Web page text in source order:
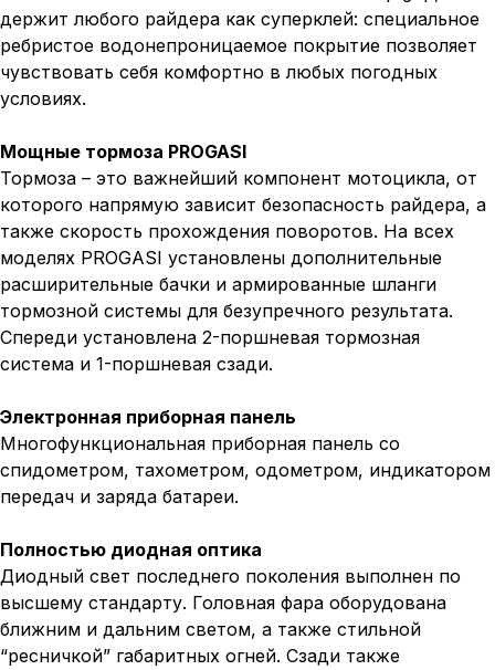
держит любого райдера как суперклей: специальное
ребристое водонепроницаемое покрытие позволяет
чувствовать себя комфортно в любых погодных
условиях.
Мощные тормоза PROGASI
Тормоза – это важнейший компонент мотоцикла, от
которого напрямую зависит безопасность райдера, а
также скорость прохождения поворотов. На всех
моделях PROGASI установлены дополнительные
расширительные бачки и армированные шланги
тормозной системы для безупречного результата.
Спереди установлена 2-поршневая тормозная
система и 1-поршневая сзади.
Электронная приборная панель
Многофункциональная приборная панель со
спидометром, тахометром, одометром, индикатором
передач и заряда батареи.
Полностью диодная оптика
Диодный свет последнего поколения выполнен по
высшему стандарту. Головная фара оборудована
ближним и дальним светом, а также стильной
“ресничкой” габаритных огней. Сзади также